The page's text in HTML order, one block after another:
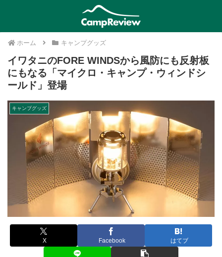
ホーム キャンプグッズ
イワタニのFORE WINDSから風防にも反射板
にもなる「マイクロ・キャンプ・ウィンドシ
ールド」登場
キャンプグッズ
X Facebook はてブ